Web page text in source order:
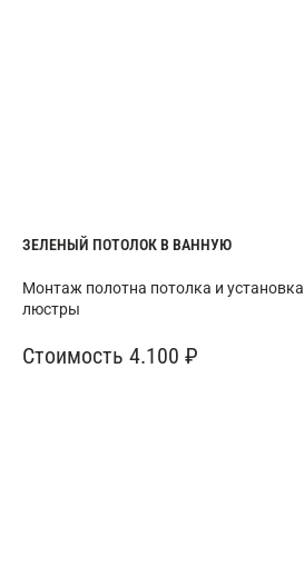
ЗЕЛЕНЫЙ ПОТОЛОК В ВАННУЮ
Монтаж полотна потолка и установка
люстры
Стоимость 4.100 ₽